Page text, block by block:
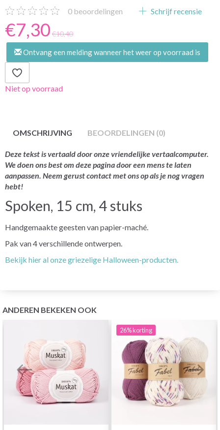
0 beoordelingen Schrijf recensie
€7,30 €10,40
Ontvang een melding wanneer het weer op voorraad is
Niet op voorraad
OMSCHRIJVING BEOORDELINGEN (0)
Deze tekst is vertaald door onze vriendelijke vertaalcomputer.
We doen ons best om deze pagina door een mens te laten
aanpassen. Neem gerust contact met ons op als je nog vragen
hebt!
Spoken, 15 cm, 4 stuks
Handgemaakte geesten van papier-maché.
Pak van 4 verschillende ontwerpen.
Bekijk hier al onze griezelige Halloween-producten.
ANDEREN BEKEKEN OOK
26%korting